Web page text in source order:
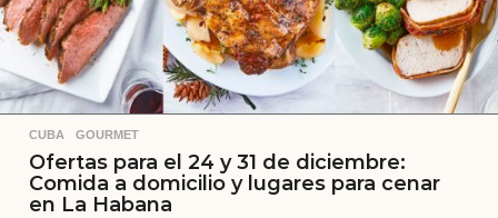
CUBA ,GOURMET
Ofertas para el 24 y 31 de diciembre:
Comida a domicilio y lugares para cenar
en La Habana